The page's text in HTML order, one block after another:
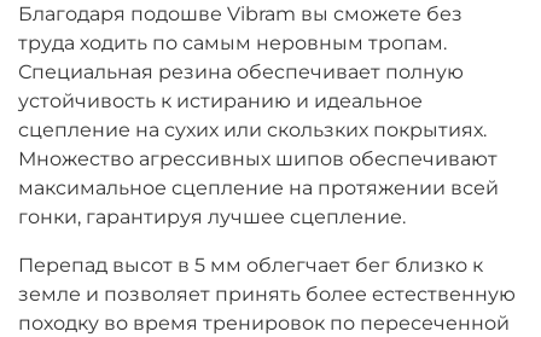
Благодаря подошве Vibram вы сможете без
труда ходить по самым неровным тропам.
Специальная резина обеспечивает полную
устойчивость к истиранию и идеальное
сцепление на сухих или скользких покрытиях.
Множество агрессивных шипов обеспечивают
максимальное сцепление на протяжении всей
гонки, гарантируя лучшее сцепление.
Перепад высот в 5 мм облегчает бег близко к
земле и позволяет принять более естественную
походку во время тренировок по пересеченной